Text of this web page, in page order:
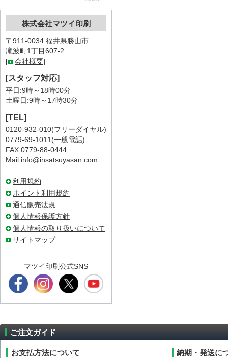
株式会社マツイ印刷
〒911-0034 福井県勝山市
滝波町1丁目607-2
[
会社概要]
[スタッフ対応]
平日:9時～18時00分
土曜日:9時～17時30分
[TEL]
0120-932-010(フリーダイヤル)
0779-69-1011(一般電話)
FAX:0779-88-0444
Mail:info@insatsuyasan.com
利用規約
ポイント利用規約
通信販売法規
個人情報保護方針
個人情報の取り扱いについて
サイトマップ
マツイ印刷公式SNS
ご注文ガイド
お支払方法について 納期・発送に